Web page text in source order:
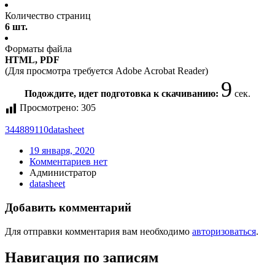
Количество страниц
6 шт.
Форматы файла
HTML, PDF
(Для просмотра требуется Adobe Acrobat Reader)
Подождите, идет подготовка к скачиванию: 9 сек.
Просмотрено: 305
344889110datasheet
19 января, 2020
Комментариев нет
Администратор
datasheet
Добавить комментарий
Для отправки комментария вам необходимо авторизоваться.
Навигация по записям